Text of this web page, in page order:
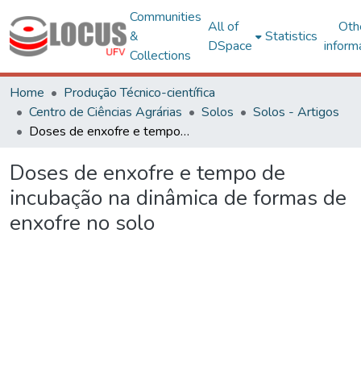
Communities
&
Collections
All of
DSpace
Statistics
Home
Produção Técnico-científica
Centro de Ciências Agrárias
Solos
Solos - Artigos
Doses de enxofre e tempo de incubação na dinâmica de formas de enxofre no solo
Doses de enxofre e tempo de
incubação na dinâmica de formas de
enxofre no solo